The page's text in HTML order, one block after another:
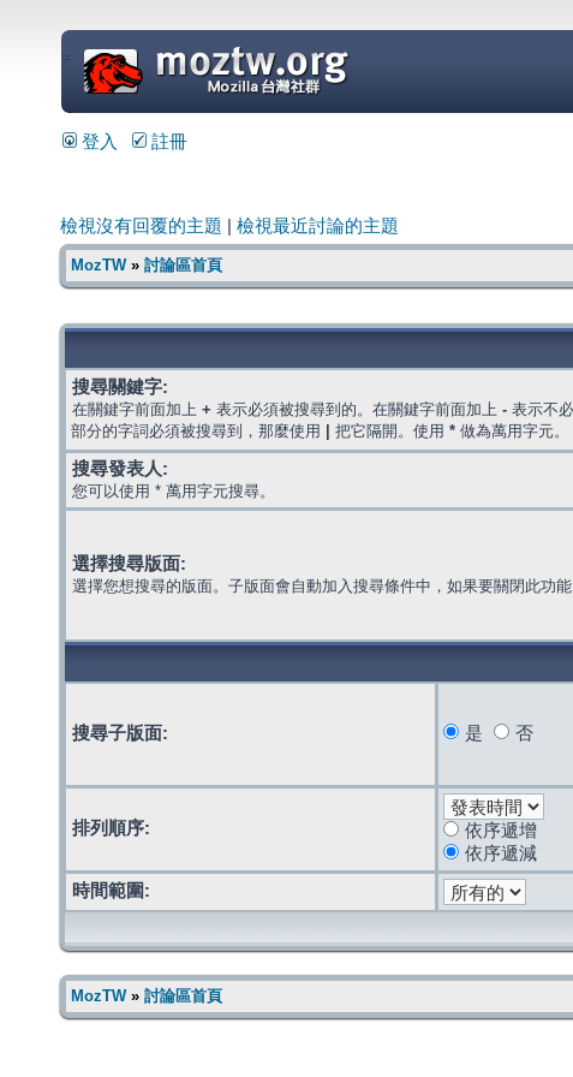
=
登入 註冊
檢視沒有回覆的主題 檢視最近討論的主題
MozTW» 討論區首頁
搜尋關鍵字:
在關鍵字前面加上 + 表示必須被搜尋到的。在關鍵字前面加上 - 表示不
部分的字詞必須被搜尋到，那麼使用
把它隔開。使用 * 做為萬用字元。
搜尋發表人:
您可以使用 * 萬用字元搜尋。
選擇搜尋版面:
選擇您想搜尋的版面。子版面會自動加入搜尋條件中，如果要關閉此功能
搜尋子版面: 是 否
排列順序:
依序遞增
依序遞減
時間範圍:
MozTW» 討論區首頁